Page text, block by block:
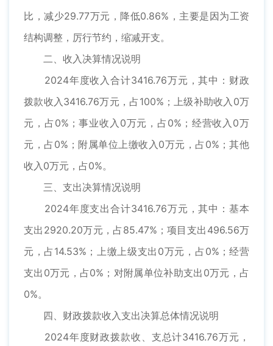
比，减少29.77万元，降低0.86%，主要是因为工资
结构调整，厉行节约，缩减开支。
二、收入决算情况说明
2024年度收入合计3416.76万元，其中：财政
拨款收入3416.76万元，占100%；上级补助收入0万
元，占0%；事业收入0万元，占0%；经营收入0万
元，占0%；附属单位上缴收入0万元，占0%；其他
收入0万元，占0%。
三、支出决算情况说明
2024年度支出合计3416.76万元，其中：基本
支出2920.20万元，占85.47%；项目支出496.56万
元，占14.53%；上缴上级支出0万元，占0%；经营
支出0万元，占0%；对附属单位补助支出0万元，占
0%。
四、财政拨款收入支出决算总体情况说明
2024年度财政拨款收、支总计3416.76万元，